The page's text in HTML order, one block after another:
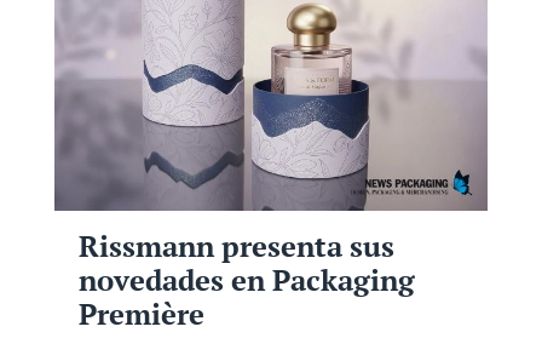
Rissmann presenta sus
novedades en Packaging
Première